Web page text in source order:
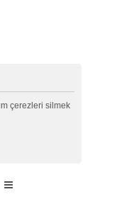
çerezleri silmek